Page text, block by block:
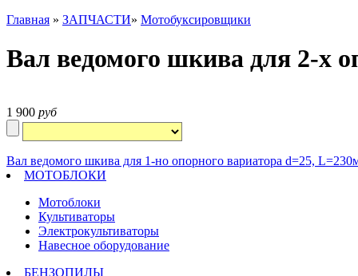
Главная » ЗАПЧАСТИ» Мотобуксировщики
Вал ведомого шкива для 2-х
1 900 руб
Вал ведомого шкива для 1-но опорного вариатора d=25,
МОТОБЛОКИ
Мотоблоки
Культиваторы
Электрокультиваторы
Навесное оборудование
БЕНЗОПИЛЫ